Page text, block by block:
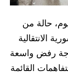
حالة من
الانتقالية
رفض واسعة
القائمة